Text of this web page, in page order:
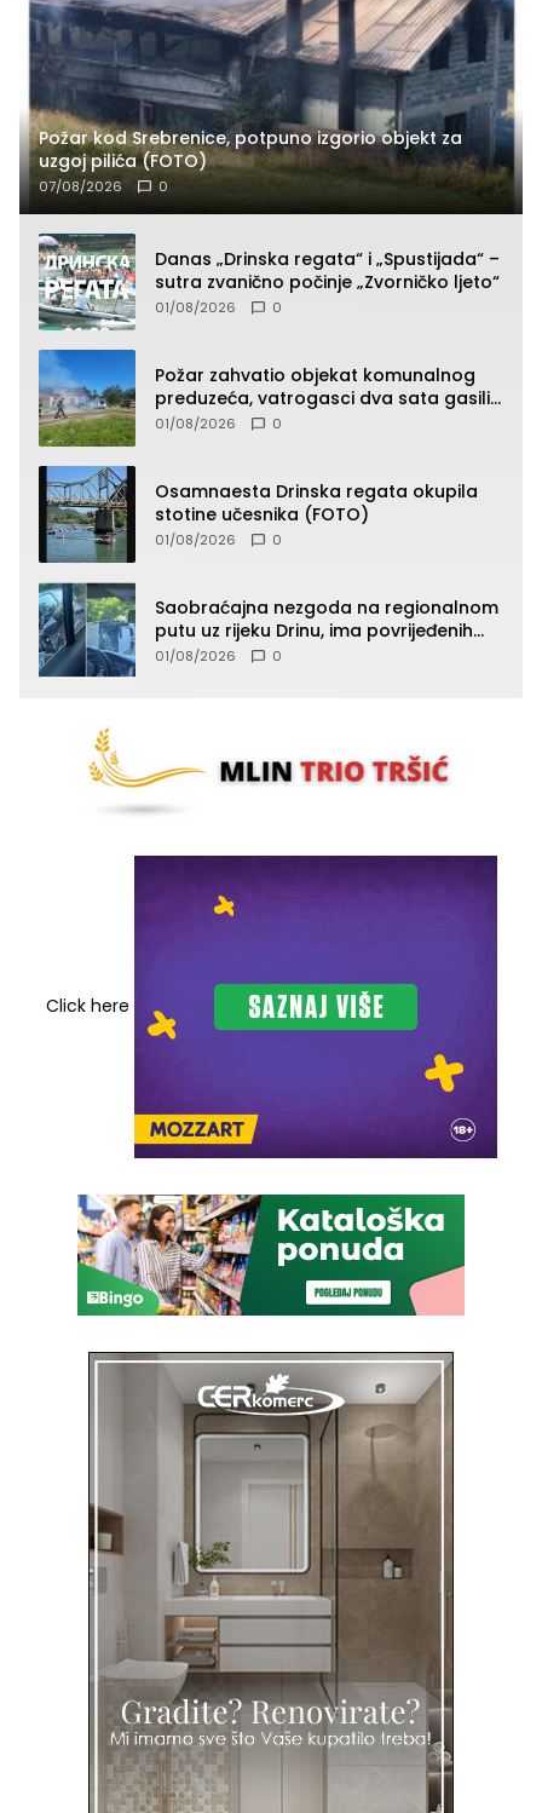
Požar kod Srebrenice, potpuno izgorio objekt za
uzgoj pilića (FOTO)
07/08/2026 0
Danas „Drinska regata“ i „Spustijada“ –
sutra zvanično počinje „Zvorničko ljeto“
01/08/2026 0
Požar zahvatio objekat komunalnog
preduzeća, vatrogasci dva sata gasili
vatru (FOTO)
01/08/2026 0
Osamnaesta Drinska regata okupila
stotine učesnika (FOTO)
01/08/2026 0
Saobraćajna nezgoda na regionalnom
putu uz rijeku Drinu, ima povrijeđenih
lica (FOTO)
01/08/2026 0
Click here